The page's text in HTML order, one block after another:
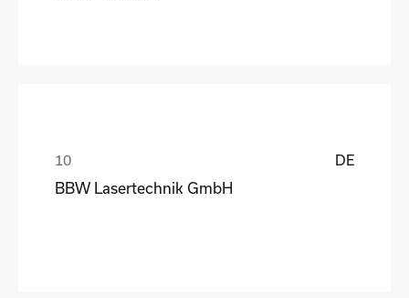
DE
BBW Lasertechnik GmbH